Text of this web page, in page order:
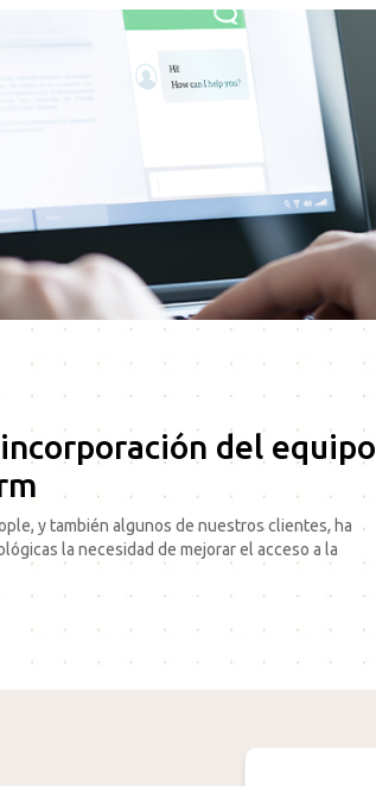
del equipo
y también algunos de nuestros clientes, ha
la necesidad de mejorar el acceso a la